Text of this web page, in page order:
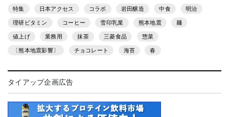
特集 日本アクセス コラボ 岩田醸造 中食 明治
理研ビタミン コーヒー 雪印乳業 熊本地震 麺
値上げ 業務用 抹茶 三菱食品 惣菜
〔熊本地震影響〕 チョコレート 海苔 春
タイアップ企画広告